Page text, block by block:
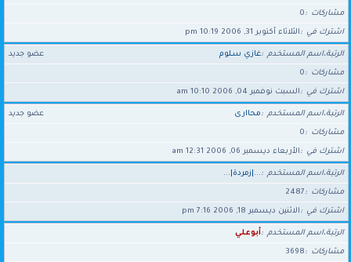
مشاركات 0
اشترك في الثلاثاء أكتوبر 31, 2006 10:19 pm
الرتبة،اسم المستخدم عضو جديد غازي سـلوم
مشاركات 0
اشترك في السبت نوفمبر 04, 2006 10:10 am
الرتبة،اسم المستخدم عضو جديد محاارى
مشاركات 0
اشترك في الأربعاء ديسمبر 06, 2006 12:31 am
الرتبة،اسم المستخدم ...|زمردة|...
مشاركات 2487
اشترك في الاثنين ديسمبر 18, 2006 7:16 pm
الرتبة،اسم المستخدم أبوعلي
مشاركات 3698